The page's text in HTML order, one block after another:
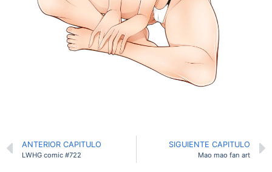
ANTERIOR CAPITULO
LWHG comic #722
SIGUIENTE CAPITULO
Mao mao fan art